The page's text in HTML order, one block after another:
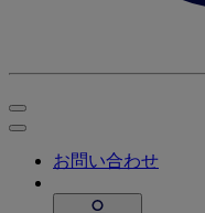
お問い合わせ